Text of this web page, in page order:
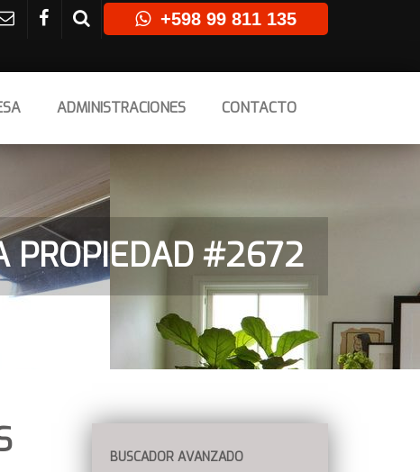
+598 99 811 135
ADMINISTRACIONES CONTACTO
PROPIEDAD #2672
BUSCADOR AVANZADO